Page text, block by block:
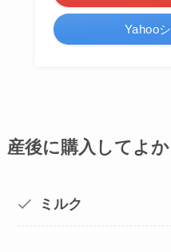
Yahoo
産後に購入してよ
ミルク